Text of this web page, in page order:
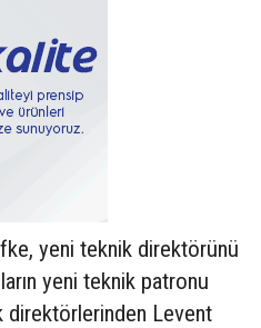
yeni teknik direktörünü
yeni teknik patronu
direktörlerinden Levent